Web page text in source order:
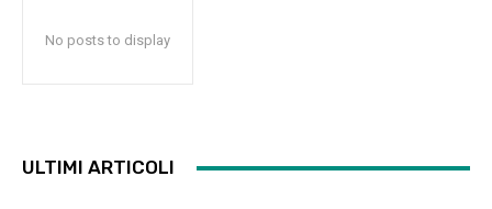
No posts to display
ULTIMI ARTICOLI